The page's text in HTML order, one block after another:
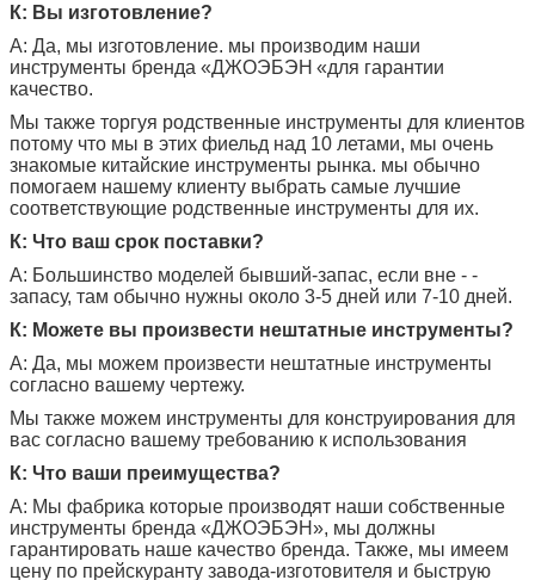
К: Вы изготовление?
А: Да, мы изготовление. мы производим наши
инструменты бренда «ДЖОЭБЭН «для гарантии
качество.
Мы также торгуя родственные инструменты для клиентов
потому что мы в этих фиельд над 10 летами, мы очень
знакомые китайские инструменты рынка. мы обычно
помогаем нашему клиенту выбрать самые лучшие
соответствующие родственные инструменты для их.
К: Что ваш срок поставки?
А: Большинство моделей бывший-запас, если вне - -
запасу, там обычно нужны около 3-5 дней или 7-10 дней.
К: Можете вы произвести нештатные инструменты?
А: Да, мы можем произвести нештатные инструменты
согласно вашему чертежу.
Мы также можем инструменты для конструирования для
вас согласно вашему требованию к использования
К: Что ваши преимущества?
А: Мы фабрика которые производят наши собственные
инструменты бренда «ДЖОЭБЭН», мы должны
гарантировать наше качество бренда. Также, мы имеем
цену по прейскуранту завода-изготовителя и быструю